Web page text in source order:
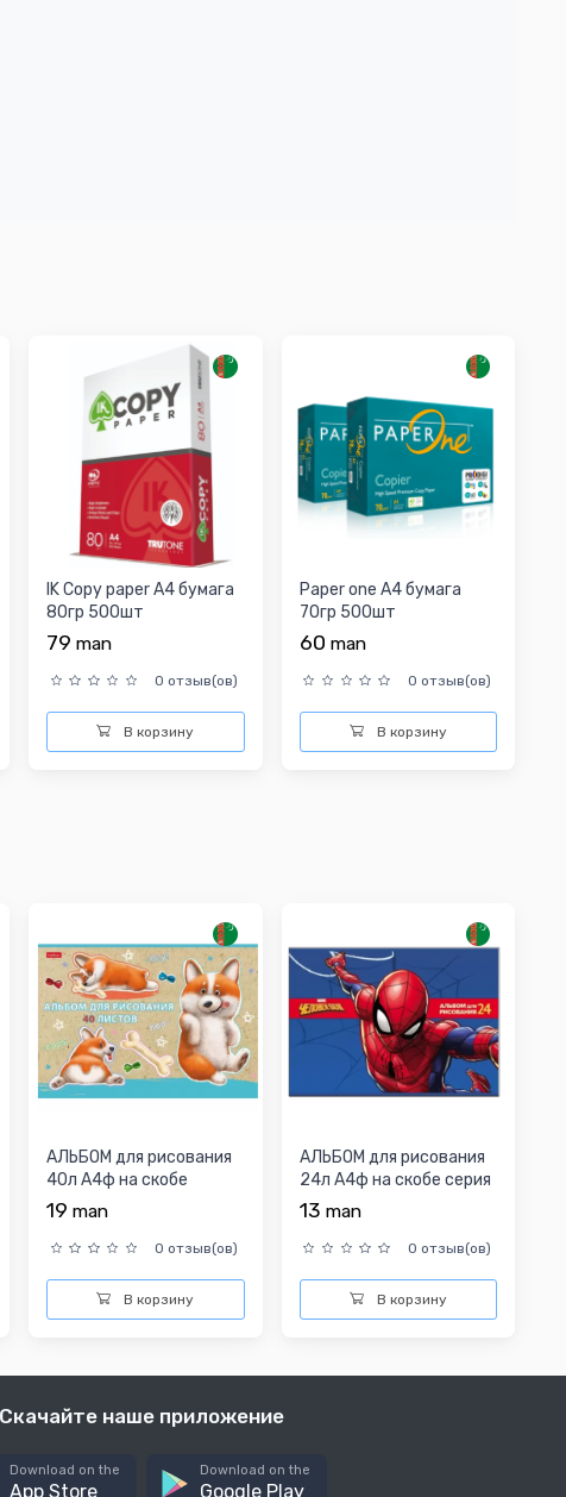
IK Copy paper A4 бумага
80гр 500шт
79man
0 отзыв(ов)
В корзину
Paper one A4 бумага
70гр 500шт
60 man
0 отзыв(ов)
В корзину
АЛЬБОМ для рисования
40л А4ф на скобе
мат.ламин. серия
19man
0 отзыв(ов)
В корзину
АЛЬБОМ для рисования
24л А4ф на скобе серия
-Человек- паук-...
13 man
0 отзыв(ов)
В корзину
Скачайте наше приложение
Download on the
App Store
Download on the
Google Play